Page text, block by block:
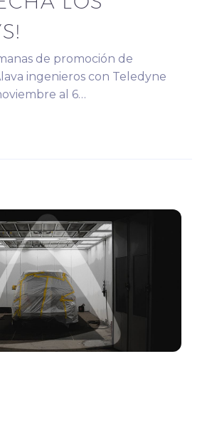
de promoción de
ingenieros con Teledyne
al 6…